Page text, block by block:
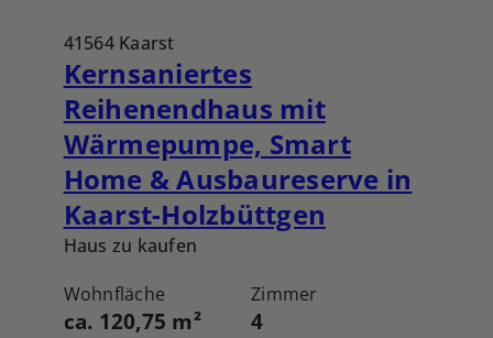
41564 Kaarst
Kernsaniertes
Reihenendhaus mit
Wärmepumpe, Smart
Home & Ausbaureserve in
Kaarst-Holzbüttgen
Haus zu kaufen
Wohnfläche
ca. 120,75 m²
Zimmer
4